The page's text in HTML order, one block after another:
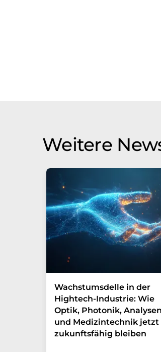
Weitere
Wachstumsdelle in der
Hightech-Industrie: Wie
Optik, Photonik,
und Medizintechnik jetzt
zukunftsfähig bleiben